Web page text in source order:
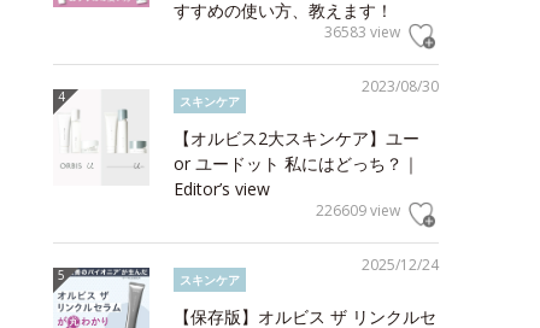
すすめの使い方、教えます！
36583 view
2023/08/30
スキンケア
【オルビス2大スキンケア】ユー
or ユードット 私にはどっち？｜
Editor’s view
226609 view
2025/12/24
スキンケア
【保存版】オルビス ザ リンクルセ